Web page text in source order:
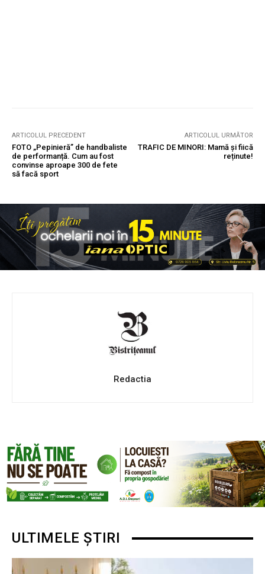
ARTICOLUL PRECEDENT
FOTO „Pepinieră” de handbaliste
de performanță. Cum au fost
convinse aproape 300 de fete
să facă sport
ARTICOLUL URMĂTOR
TRAFIC DE MINORI: Mamă și fiică
reținute!
Redactia
ULTIMELE ȘTIRI